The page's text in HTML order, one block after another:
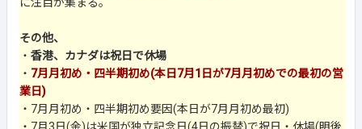
に注目が集まる。
その他、
・ 香港、カナダは祝日で休場
・ 7月月初め・四半期初め(本日7月1日が7月月初めでの最初の営
業日)
・7月月初め・四半期初め要因(本日が7月月初め最初)